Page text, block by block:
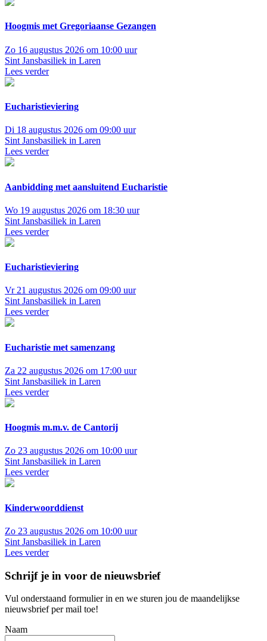
Hoogmis met Gregoriaanse Gezangen
Zo 16 augustus 2026 om 10:00 uur
Sint Jansbasiliek in Laren
Lees verder
Eucharistieviering
Di 18 augustus 2026 om 09:00 uur
Sint Jansbasiliek in Laren
Lees verder
Aanbidding met aansluitend Eucharistie
Wo 19 augustus 2026 om 18:30 uur
Sint Jansbasiliek in Laren
Lees verder
Eucharistieviering
Vr 21 augustus 2026 om 09:00 uur
Sint Jansbasiliek in Laren
Lees verder
Eucharistie met samenzang
Za 22 augustus 2026 om 17:00 uur
Sint Jansbasiliek in Laren
Lees verder
Hoogmis m.m.v. de Cantorij
Zo 23 augustus 2026 om 10:00 uur
Sint Jansbasiliek in Laren
Lees verder
Kinderwoorddienst
Zo 23 augustus 2026 om 10:00 uur
Sint Jansbasiliek in Laren
Lees verder
Schrijf je in voor de nieuwsbrief
Vul onderstaand formulier in en we sturen jou de maandelijkse
nieuwsbrief per mail toe!
Naam